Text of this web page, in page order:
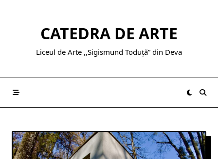
CATEDRA DE ARTE
Liceul de Arte ,,Sigismund Toduță” din Deva